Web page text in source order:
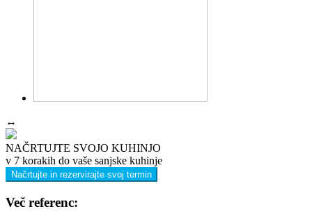
↔
NAČRTUJTE SVOJO KUHINJO
v 7 korakih do vaše sanjske kuhinje
Načrtujte in rezervirajte svoj termin
Več referenc: